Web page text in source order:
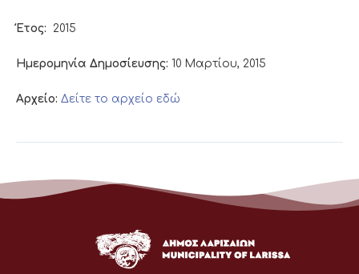
Έτος: 2015
Ημερομηνία Δημοσίευσης: 10 Μαρτίου, 2015
Αρχείο: Δείτε το αρχείο εδώ